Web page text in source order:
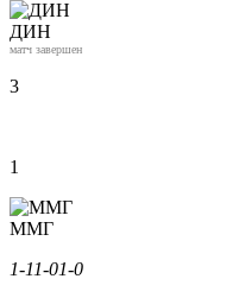
ДИН
матч завершен
3
1
ММГ
1-11-01-0